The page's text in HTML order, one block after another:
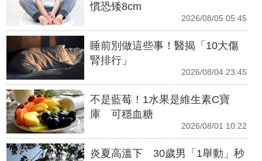
慣恐矮8cm
2026/08/05 05:45
睡前別做這些事！醫揭「10大傷
腎排行」
2026/08/04 23:45
不是藍莓！1水果是維生素C寶
庫 可穩血糖
2026/08/01 10:22
炎夏高溫下 30歲男「1舉動」秒